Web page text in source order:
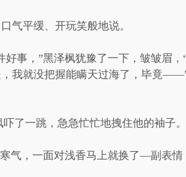
气平缓、开玩笑般地说。
事，”黑泽枫犹豫了一下，皱皱眉
我就没把握能瞒天过海了，毕竟
了一跳，急急忙忙地拽住他的袖子。
气，一面对浅香马上就换了—副表情